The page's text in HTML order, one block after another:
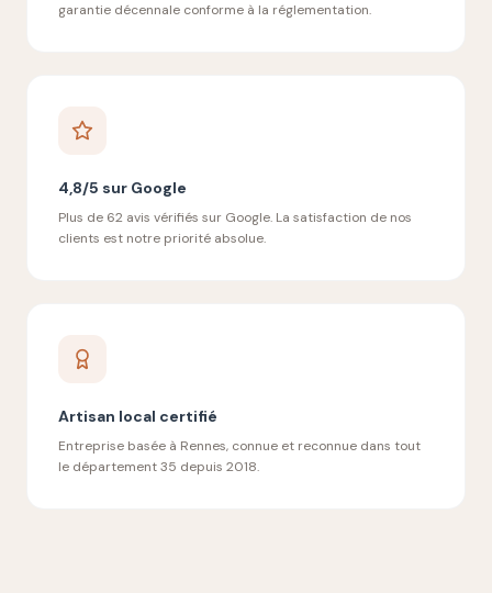
garantie décennale conforme à la réglementation.
4,8/5 sur Google
Plus de 62 avis vérifiés sur Google. La satisfaction de nos
clients est notre priorité absolue.
Artisan local certifié
Entreprise basée à Rennes, connue et reconnue dans tout
le département 35 depuis 2018.